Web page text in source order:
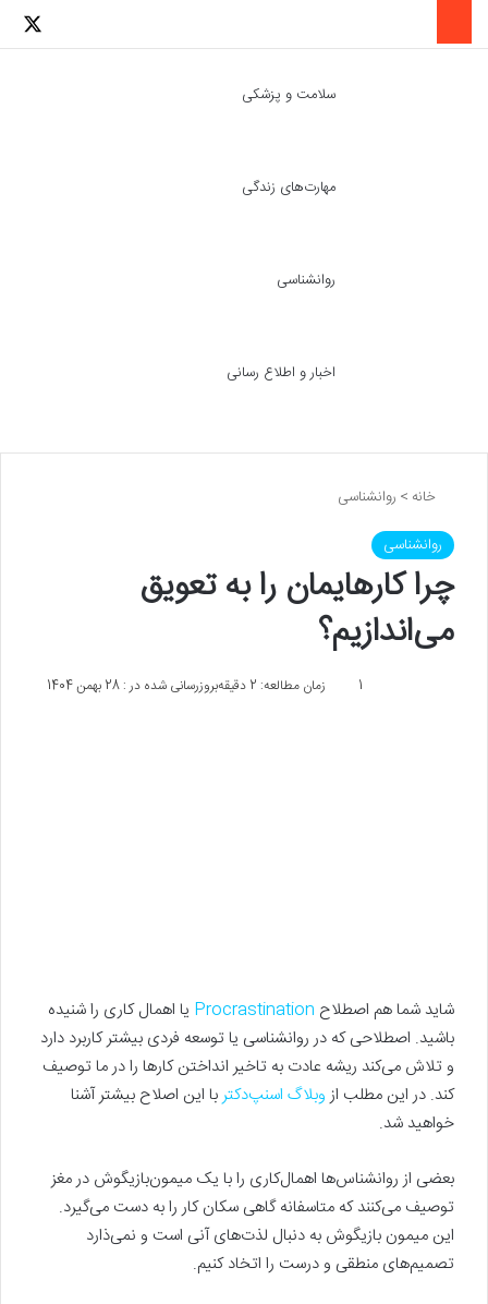
لینکدین
سلامت و پزشکی
مهارت‌های زندگی
روانشناسی
اخبار و اطلاع رسانی
خانه > روانشناسی
روانشناسی
چرا کارهایمان را به تعویق
می‌اندازیم؟
بروزرسانی شده در : 28 بهمن 1404 1 زمان مطالعه: 2 دقیقه
شاید شما هم اصطلاح Procrastination یا اهمال‌ کاری را شنیده
باشید. اصطلاحی که در روانشناسی یا توسعه فردی بیشتر کاربرد دارد
و تلاش می‌کند ریشه عادت به تاخیر انداختن کارها را در ما توصیف
کند. در این مطلب ازوبلاگ اسنپ‌دکتربا این اصلاح بیشتر آشنا
خواهید شد.
بعضی از روانشناس‌ها اهمال‌کاری را با یک میمون‌بازیگوش در مغز
توصیف می‌کنند که متاسفانه گاهی سکان کار را به دست می‌گیرد.
این میمون بازیگوش به دنبال لذت‌های آنی است و نمی‌ذارد
تصمیم‌های منطقی و درست را اتخاد کنیم.